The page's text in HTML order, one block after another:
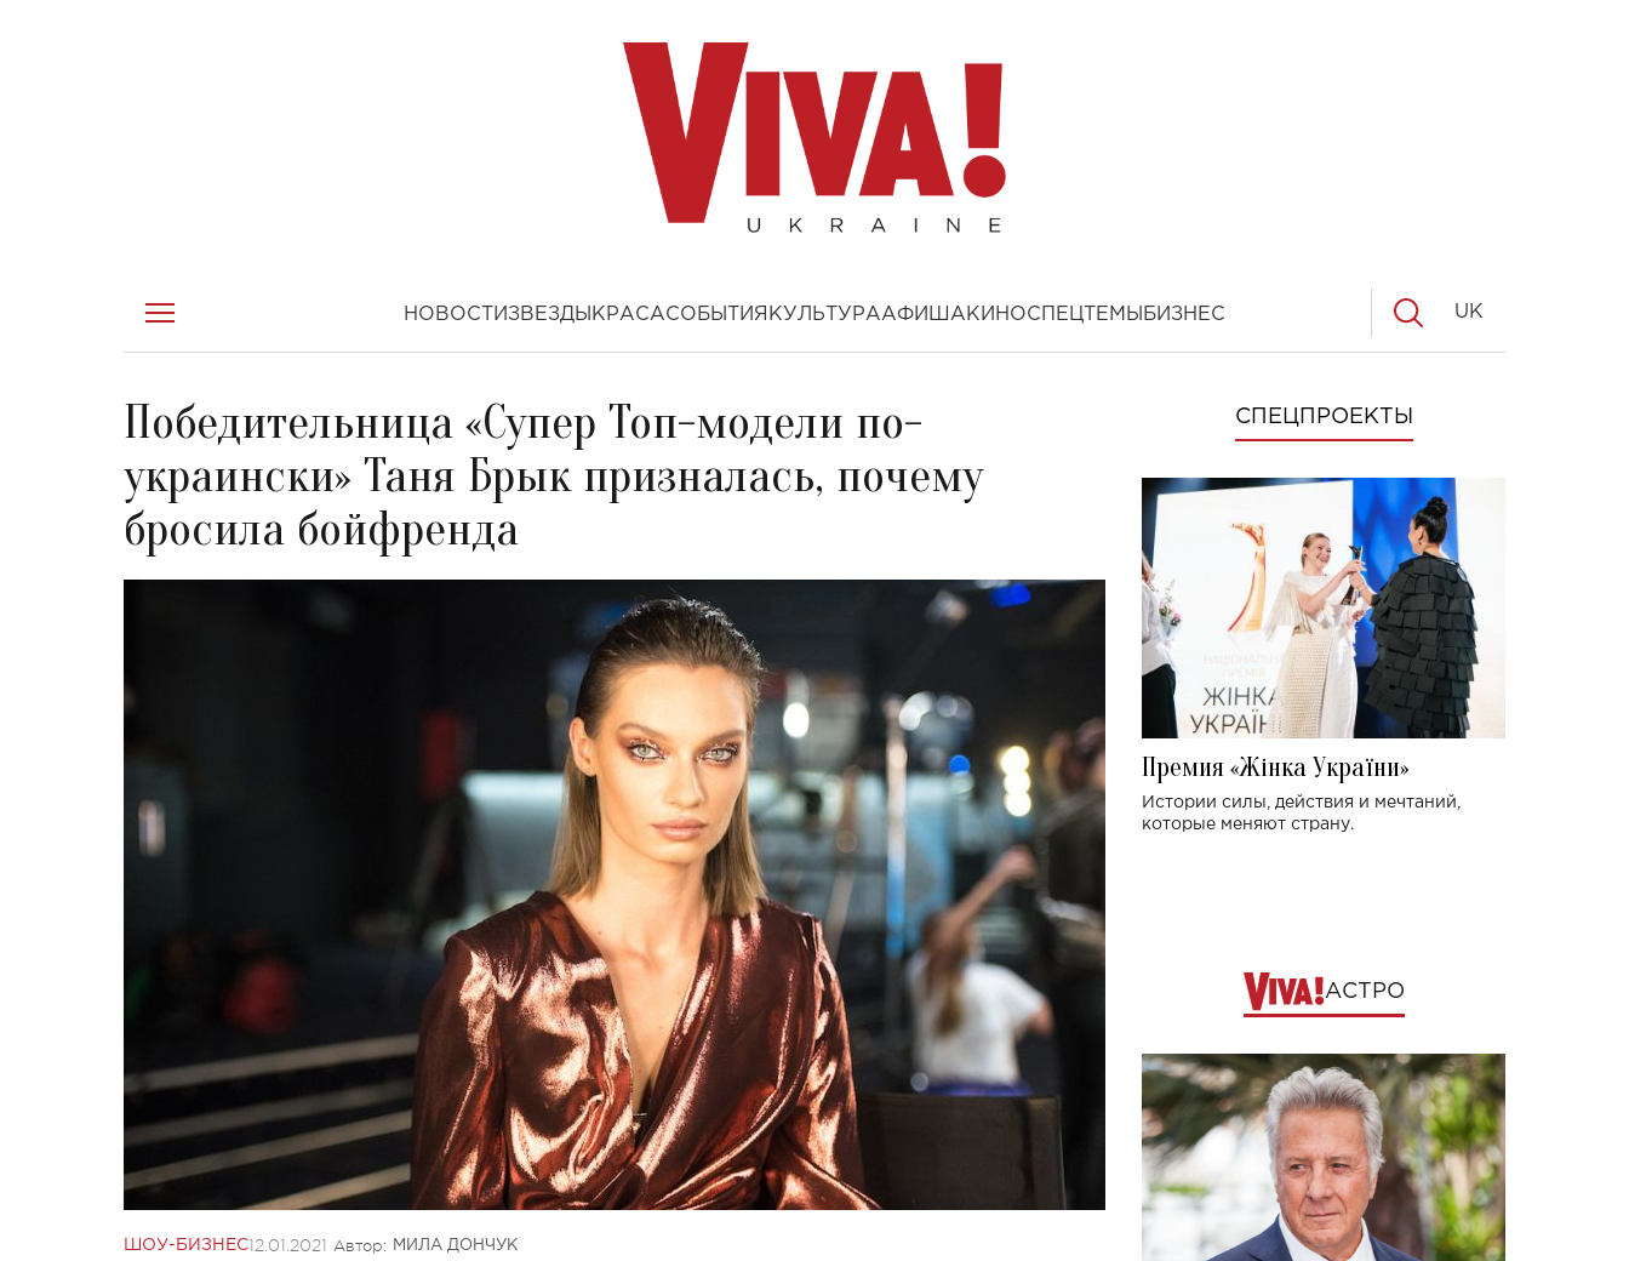
НОВОСТИ ЗВЕЗДЫ КРАСАСОБЫТИЯ КУЛЬТУРААФИША КИНОСПЕЦТЕМЫ БИЗНЕС UK
Победительница «Супер Топ-модели по-
украински» Таня Брык призналась, почему
бросила бойфренда
ШОУ-БИЗНЕС12.01.2021 Автор: МИЛА ДОНЧУК
СПЕЦПРОЕКТЫ
Премия «Жінка України»
Истории силы, действия и мечтаний,
которые меняют страну.
АСТРО